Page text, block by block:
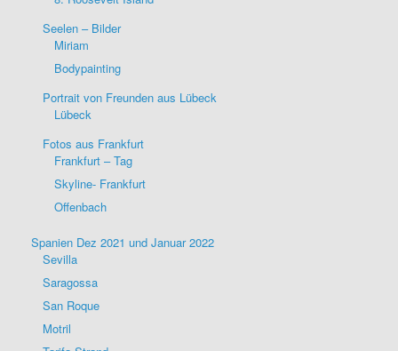
Seelen – Bilder
Miriam
Bodypainting
Portrait von Freunden aus Lübeck
Lübeck
Fotos aus Frankfurt
Frankfurt – Tag
Skyline- Frankfurt
Offenbach
Spanien Dez 2021 und Januar 2022
Sevilla
Saragossa
San Roque
Motril